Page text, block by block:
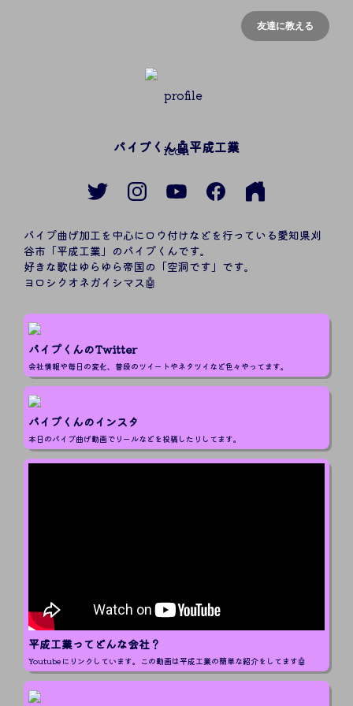
友達に教える
パイプくん🤖平成工業
パイプ曲げ加工を中心にロウ付けなどを行っている愛知県刈
谷市「平成工業」のパイプくんです。
好きな歌はゆらゆら帝国の「空洞です」です。
ヨロシクオネガイシマス🤖
パイプくんのTwitter
会社情報や毎日の変化、普段のツイートやネタツイなど色々やってます。
パイプくんのインスタ
本日のパイプ曲げ動画でリールなどを投稿したりしてます。
平成工業ってどんな会社？
Youtubeにリンクしています。この動画は平成工業の簡単な紹介をしてます🤖